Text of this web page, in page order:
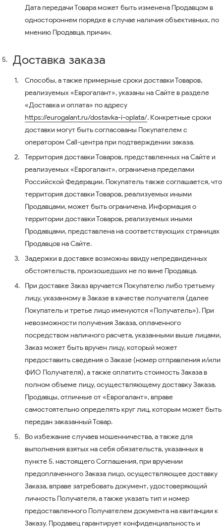
Дата передачи Товара может быть изменена Продавцом в
одностороннем порядке в случае наличия объективных, по
мнению Продавца, причин.
Доставка заказа
Способы, а также примерные сроки доставки Товаров,
реализуемых «Еврогалант», указаны на Сайте в разделе
«Доставка и оплата» по адресу
https://eurogalant.ru/dostavka-i-oplata/. Конкретные сроки
доставки могут быть согласованы Покупателем с
оператором Call-центра при подтверждении заказа.
Территория доставки Товаров, представленных на Сайте и
реализуемых «Еврогалант», ограничена пределами
Российской Федерации. Покупатель также соглашается, что
территория доставки Товаров, реализуемых иными
Продавцами, может быть ограничена. Информация о
территории доставки Товаров, реализуемых иными
Продавцами, представлена на соответствующих страницах
Продавцов на Сайте.
Задержки в доставке возможны ввиду непредвиденных
обстоятельств, произошедших не по вине Продавца.
При доставке Заказ вручается Покупателю либо третьему
лицу, указанному в Заказе в качестве получателя (далее
Покупатель и третье лицо именуются «Получатель»). При
невозможности получения Заказа, оплаченного
посредством наличного расчета, указанными выше лицами,
Заказ может быть вручен лицу, который может
предоставить сведения о Заказе (номер отправления и/или
ФИО Получателя), а также оплатить стоимость Заказа в
полном объеме лицу, осуществляющему доставку Заказа.
Продавцы, отличные от «Еврогалант», вправе
самостоятельно определять круг лиц, которым может быть
передан заказанный Товар.
Во избежание случаев мошенничества, а также для
выполнения взятых на себя обязательств, указанных в
пункте 5. настоящего Соглашения, при вручении
предоплаченного Заказа лицо, осуществляющее доставку
Заказа, вправе затребовать документ, удостоверяющий
личность Получателя, а также указать тип и номер
предоставленного Получателем документа на квитанции к
Заказу. Продавец гарантирует конфиденциальность и